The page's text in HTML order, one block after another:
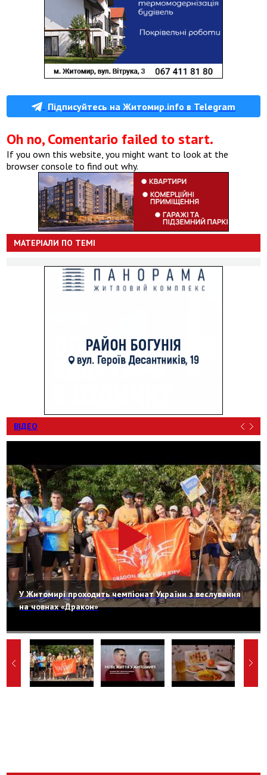
Підписуйтесь на Житомир.info в Telegram
Oh no, Comentario failed to start.
If you own this website, you might want to look at the
browser console to find out why.
МАТЕРІАЛИ ПО ТЕМІ
ВІДЕО
У Житомирі проходить чемпіонат України з веслування
на човнах «Дракон»